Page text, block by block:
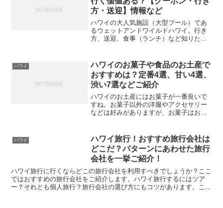
方・送迎】情報など
ハワイの大人気施設（大型プール）であ
るウェットアンドワイルドハワイ。行き
方、送迎、食事（ランチ）など知りたい
メの楽しみ方を紹介します。
ハワイ
ハワイのお菓子や食品のお土産で
おすすめは？定番4選、甘い4選、
渋い7選などご紹介
ハワイのお土産にはお菓子が一番良いで
すね。お菓子以外の洋服やアクセサリー
などは好みがありますが、お菓子はお年
を選んでみませんか？ここではハワイで
選びたいお菓子のお土産の他にもおすす
めの食品土産などご紹介していきます！
ハワイ
ハワイ旅行！おすすめ旅行会社は
どこだ？パターンにあわせた旅行
会社を一挙ご紹介！
ハワイ旅行に行くならどこの旅行会社を利用すべきでしょうか？ここ
ではおすすめの旅行会社をご紹介します。ハワイ旅行するにはツア
ー？それとも個人旅行？旅行会社の選び方にもコツがあります。ここ